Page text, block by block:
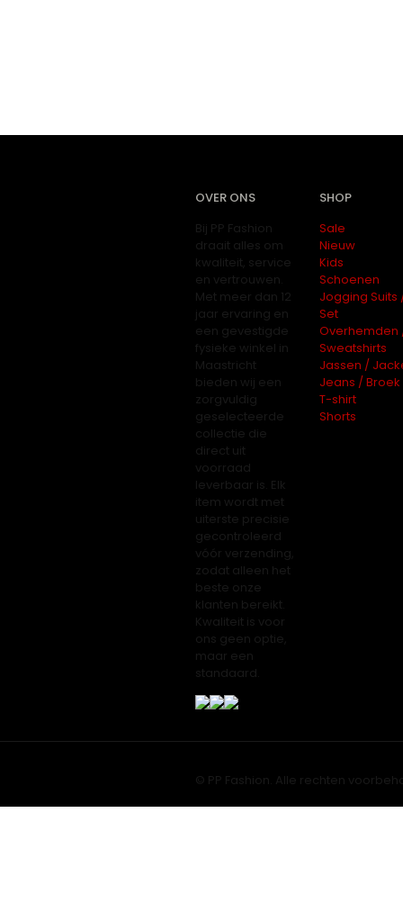
OVER ONS
Bij PP Fashion
draait alles om
kwaliteit, service
en vertrouwen.
Met meer dan 12
jaar ervaring en
een gevestigde
fysieke winkel in
Maastricht
bieden wij een
zorgvuldig
geselecteerde
collectie die
direct uit
voorraad
leverbaar is. Elk
item wordt met
uiterste precisie
gecontroleerd
vóór verzending,
zodat alleen het
beste onze
klanten bereikt.
Kwaliteit is voor
ons geen optie,
maar een
standaard.
SHOP
Sale
Nieuw
Kids
Schoenen
Jogging Suits
Set
Overhemden
Sweatshirts
Jassen /
Jeans / Broek
T-shirt
Shorts
© PP Fashion. Alle rechten